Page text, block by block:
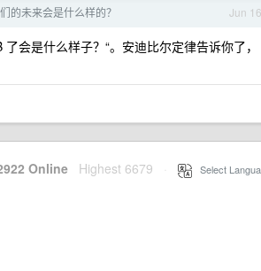
Jun 16
的未来会是什么样的？
会是什么样子？“。安迪比尔定律告诉你了，
Online Highest 6679 Select